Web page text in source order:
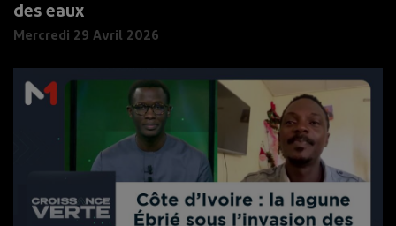
des eaux
Mercredi 29 Avril 2026